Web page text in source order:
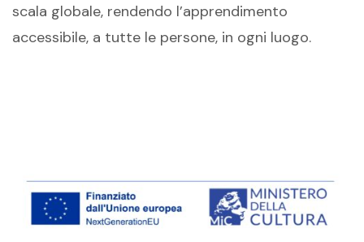
scala globale, rendendo l’apprendimento
accessibile, a tutte le persone, in ogni luogo.